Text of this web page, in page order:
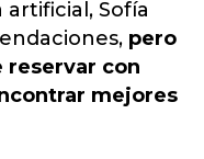
Sofía
pero
reservar con
mejores